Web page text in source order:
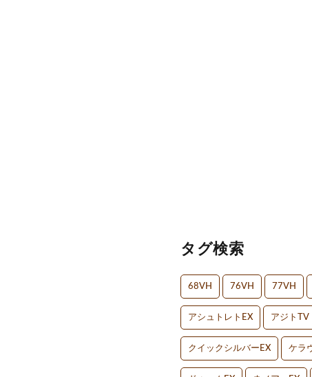
タグ検索
68VH 76VH 77VH
アシュトレトEX アジトTV
クイックシルバーEX ケラ